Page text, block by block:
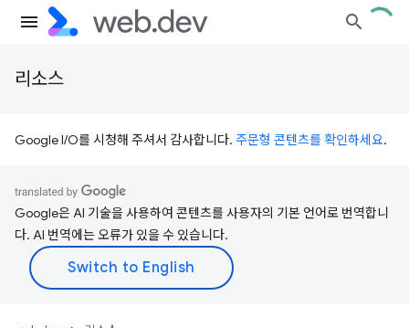
리소스
Google I/O를 시청해 주셔서 감사합니다. 주문형 콘텐츠를 확인하세요.
Google은 AI 기술을 사용하여 콘텐츠를 사용자의 기본 언어로 번역합니
다. AI 번역에는 오류가 있을 수 있습니다.